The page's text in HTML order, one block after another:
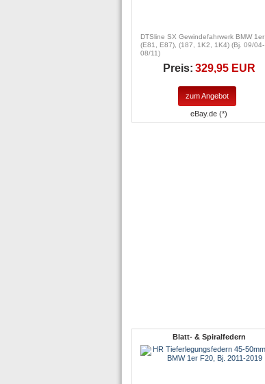
DTSline SX Gewindefahrwerk BMW 1er
(E81, E87), (187, 1K2, 1K4) (Bj. 09/04-
08/11)
Preis: 329,95 EUR
zum Angebot
eBay.de (*)
Blatt- & Spiralfedern